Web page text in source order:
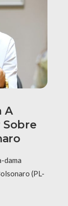
A
Sobre
dama
(PL-